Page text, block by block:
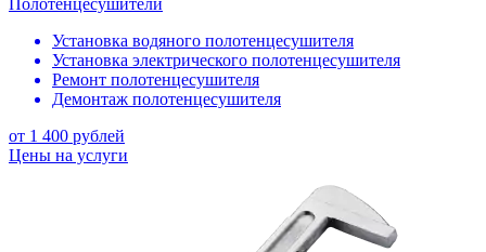
Полотенцесушители
Установка водяного полотенцесушителя
Установка электрического полотенцесушителя
Ремонт полотенцесушителя
Демонтаж полотенцесушителя
от 1 400 рублей
Цены на услуги